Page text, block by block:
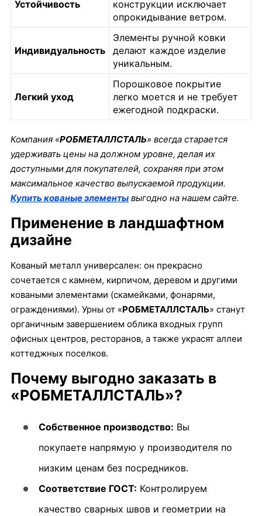
Устойчивость
конструкции исключает
опрокидывание ветром.
Индивидуальность
Элементы ручной ковки
делают каждое изделие
уникальным.
Легкий уход
Порошковое покрытие
легко моется и не требует
ежегодной подкраски.
Компания «РОБМЕТАЛЛСТАЛЬ» всегда старается
удерживать цены на должном уровне, делая их
доступными для покупателей, сохраняя при этом
максимальное качество выпускаемой продукции.
Купить кованые элементывыгодно на нашем сайте.
Применение в ландшафтном
дизайне
Кованый металл универсален: он прекрасно
сочетается с камнем, кирпичом, деревом и другими
коваными элементами (скамейками, фонарями,
ограждениями). Урны от «РОБМЕТАЛЛСТАЛЬ» станут
органичным завершением облика входных групп
офисных центров, ресторанов, а также украсят аллеи
коттеджных поселков.
Почему выгодно заказать в
«РОБМЕТАЛЛСТАЛЬ»?
Собственное производство: Вы
покупаете напрямую у производителя по
низким ценам без посредников.
Соответствие ГОСТ: Контролируем
качество сварных швов и геометрии на